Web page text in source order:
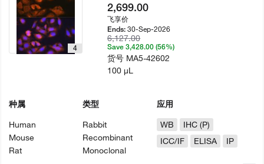
4
种属
Human
Mouse
Rat
类型
Rabbit
Recombinant
Monoclonal
应用
WB
IHC (P)
ICC/IF
ELISA IP
2,699.00
飞享价
Ends:30-Sep-2026
6,127.00
Save 3,428.00 (56%)
货号 MA5-42602
100 µL